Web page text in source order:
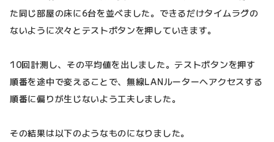
た同じ部屋の床に6台を並べました。できるだけタイムラグの
ないように次々とテストボタンを押していきます。
10回計測し、その平均値を出しました。テストボタンを押す
順番を途中で変えることで、無線LANルーターへアクセスする
順番に偏りが生じないよう工夫しました。
その結果は以下のようなものになりました。